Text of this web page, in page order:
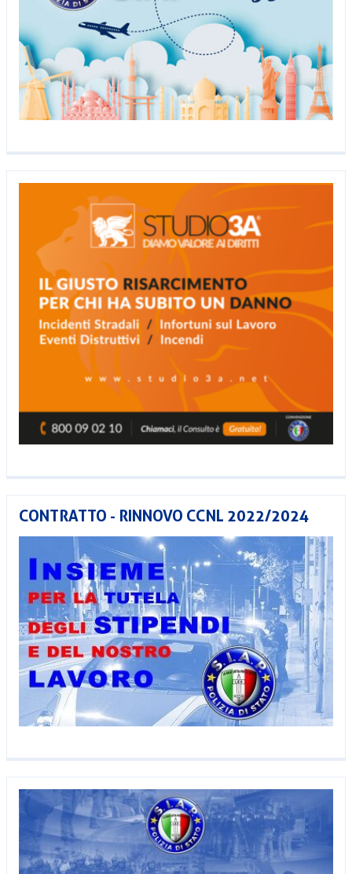
CONTRATTO - RINNOVO CCNL 2022/2024